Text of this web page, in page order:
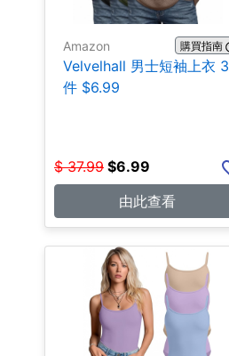
Amazon 購買指南
Velvelhall 男士短袖上衣 3
件 $6.99
$ 37.99 $6.99
由此查看